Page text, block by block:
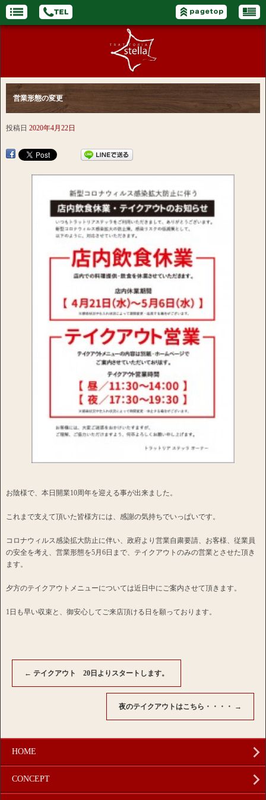
営業形態の変更
投稿日 2020年4月22日
お陰様で、本日開業10周年を迎える事が出来ました。
これまで支えて頂いた皆様方には、感謝の気持ちでいっぱいです。
コロナウィルス感染拡大防止に伴い、政府より営業自粛要請、お客様、従業員
の安全を考え、営業形態を5月6日まで、テイクアウトのみの営業とさせた頂き
ます。
夕方のテイクアウトメニューについては近日中にご案内させて頂きます。
1日も早い収束と、御安心してご来店頂ける日を願っております。
← テイクアウト 20日よりスタートします。
夜のテイクアウトはこちら・・・・ →
HOME
CONCEPT